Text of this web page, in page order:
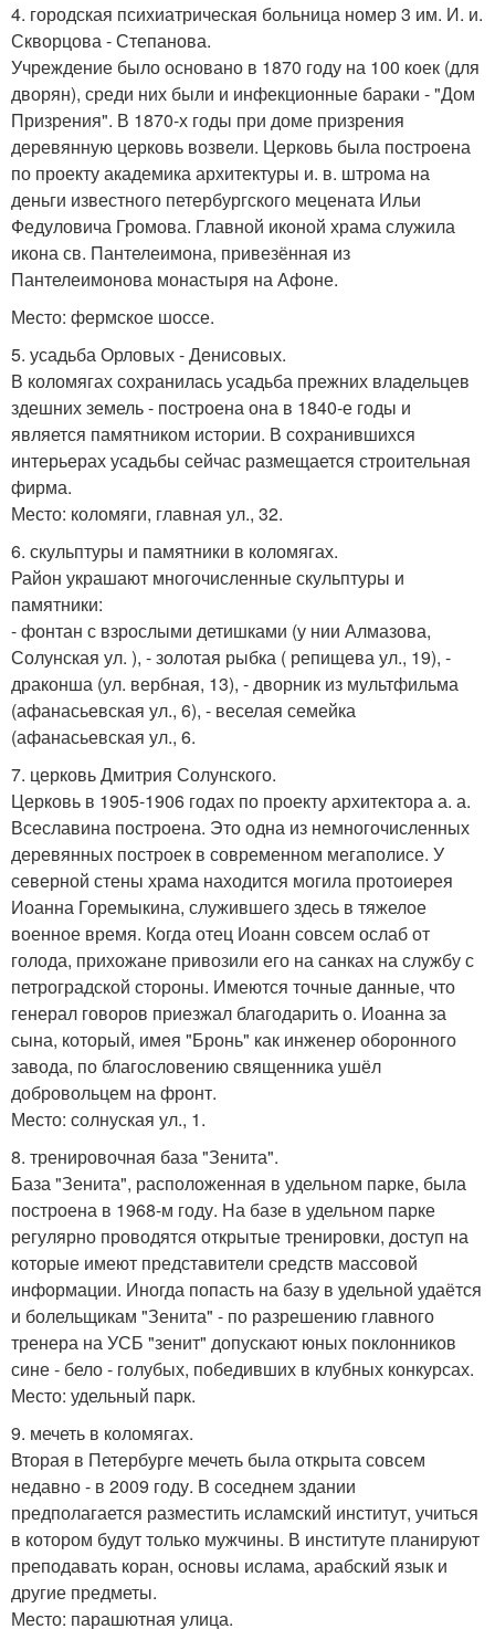
4. городская психиатрическая больница номер 3 им. И. и.
Скворцова - Степанова.
Учреждение было основано в 1870 году на 100 коек (для
дворян), среди них были и инфекционные бараки - "Дом
Призрения". В 1870-х годы при доме призрения
деревянную церковь возвели. Церковь была построена
по проекту академика архитектуры и. в. штрома на
деньги известного петербургского мецената Ильи
Федуловича Громова. Главной иконой храма служила
икона св. Пантелеимона, привезённая из
Пантелеимонова монастыря на Афоне.
Место: фермское шоссе.
5. усадьба Орловых - Денисовых.
В коломягах сохранилась усадьба прежних владельцев
здешних земель - построена она в 1840-е годы и
является памятником истории. В сохранившихся
интерьерах усадьбы сейчас размещается строительная
фирма.
Место: коломяги, главная ул., 32.
6. скульптуры и памятники в коломягах.
Район украшают многочисленные скульптуры и
памятники:
- фонтан с взрослыми детишками (у нии Алмазова,
Солунская ул. ), - золотая рыбка ( репищева ул., 19), -
драконша (ул. вербная, 13), - дворник из мультфильма
(афанасьевская ул., 6), - веселая семейка
(афанасьевская ул., 6.
7. церковь Дмитрия Солунского.
Церковь в 1905-1906 годах по проекту архитектора а. а.
Всеславина построена. Это одна из немногочисленных
деревянных построек в современном мегаполисе. У
северной стены храма находится могила протоиерея
Иоанна Горемыкина, служившего здесь в тяжелое
военное время. Когда отец Иоанн совсем ослаб от
голода, прихожане привозили его на санках на службу с
петроградской стороны. Имеются точные данные, что
генерал говоров приезжал благодарить о. Иоанна за
сына, который, имея "Бронь" как инженер оборонного
завода, по благословению священника ушёл
добровольцем на фронт.
Место: солнуская ул., 1.
8. тренировочная база "Зенита".
База "Зенита", расположенная в удельном парке, была
построена в 1968-м году. На базе в удельном парке
регулярно проводятся открытые тренировки, доступ на
которые имеют представители средств массовой
информации. Иногда попасть на базу в удельной удаётся
и болельщикам "Зенита" - по разрешению главного
тренера на УСБ "зенит" допускают юных поклонников
сине - бело - голубых, победивших в клубных конкурсах.
Место: удельный парк.
9. мечеть в коломягах.
Вторая в Петербурге мечеть была открыта совсем
недавно - в 2009 году. В соседнем здании
предполагается разместить исламский институт, учиться
в котором будут только мужчины. В институте планируют
преподавать коран, основы ислама, арабский язык и
другие предметы.
Место: парашютная улица.